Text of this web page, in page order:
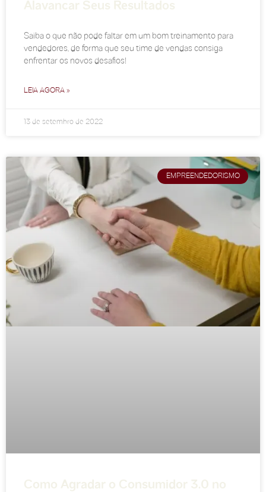
Alavancar Seus Resultados
Saiba o que não pode faltar em um bom treinamento para
vendedores, de forma que seu time de vendas consiga
enfrentar os novos desafios!
LEIA AGORA »
13 de setembro de 2022
EMPREENDEDORISMO
Como Agradar o Consumidor 3.0 no